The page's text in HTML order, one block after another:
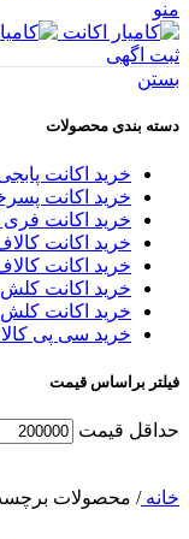
منو
ثبت اگهی
بستن
دسته بندی محصولات
خرید اکانت
خرید اکانت
خرید اکانت فری
خرید اکانت
خرید اکانت
خرید اکانت کلش
خرید اکانت کلش
خرید سی پی
فیلتر براساس قیمت
حداقل قیمت
خانه/ محصولات